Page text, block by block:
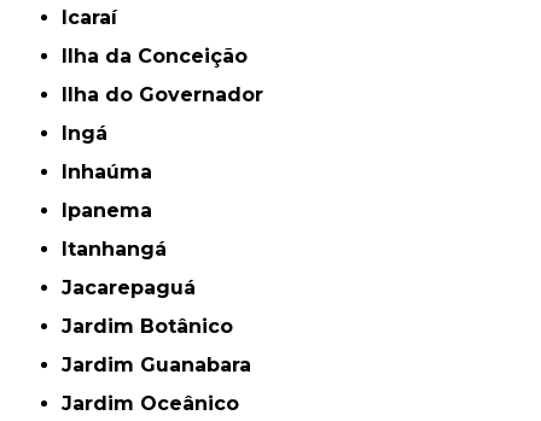
Icaraí
Ilha da Conceição
Ilha do Governador
Ingá
Inhaúma
Ipanema
Itanhangá
Jacarepaguá
Jardim Botânico
Jardim Guanabara
Jardim Oceânico